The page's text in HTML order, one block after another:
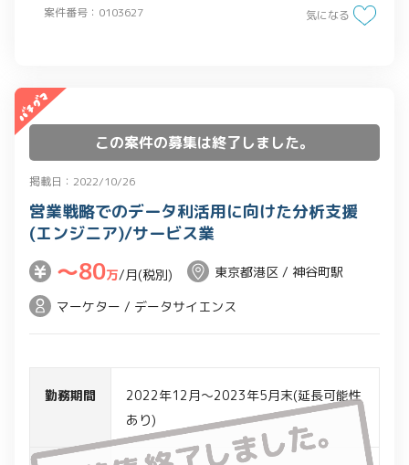
案件番号：0103627・既存のシステムを適格な状態にアップ
気になる
この案件の募集は終了しました。
掲載日：2022/10/26
営業戦略でのデータ利活用に向けた分析支援
(エンジニア)/サービス業
〜80万/月(税別)
東京都港区 / 神谷町駅
マーケター / データサイエンス
勤務期間
2022年12月～2023年5月末(延長可能性
あり)